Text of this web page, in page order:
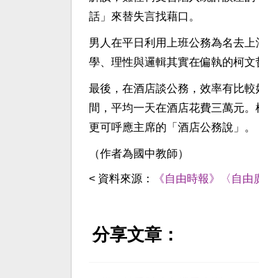
話」來替失言找藉口。
男人在平日利用上班公務為名去
學、理性與邏輯其實在偏執的柯文
最後，在酒店談公務，效率有比
間，平均一天在酒店花費三萬元
更可呼應主席的「酒店公務說」。
（作者為國中教師）
< 資料來源： 《自由時報》〈自由
分享文章：